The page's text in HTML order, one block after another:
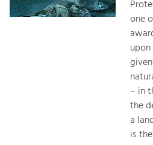
one
– in
the
a
is